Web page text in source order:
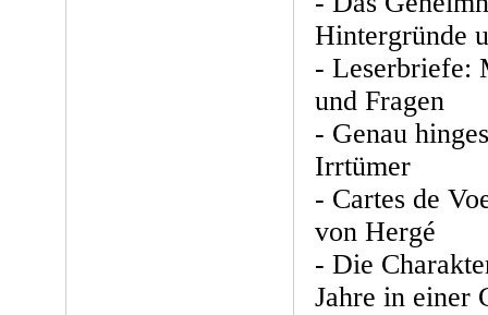
Hintergründe
- Leserbriefe:
und Fragen
- Genau
Irrtümer
- Cartes de
von Hergé
- Die
Jahre in einer